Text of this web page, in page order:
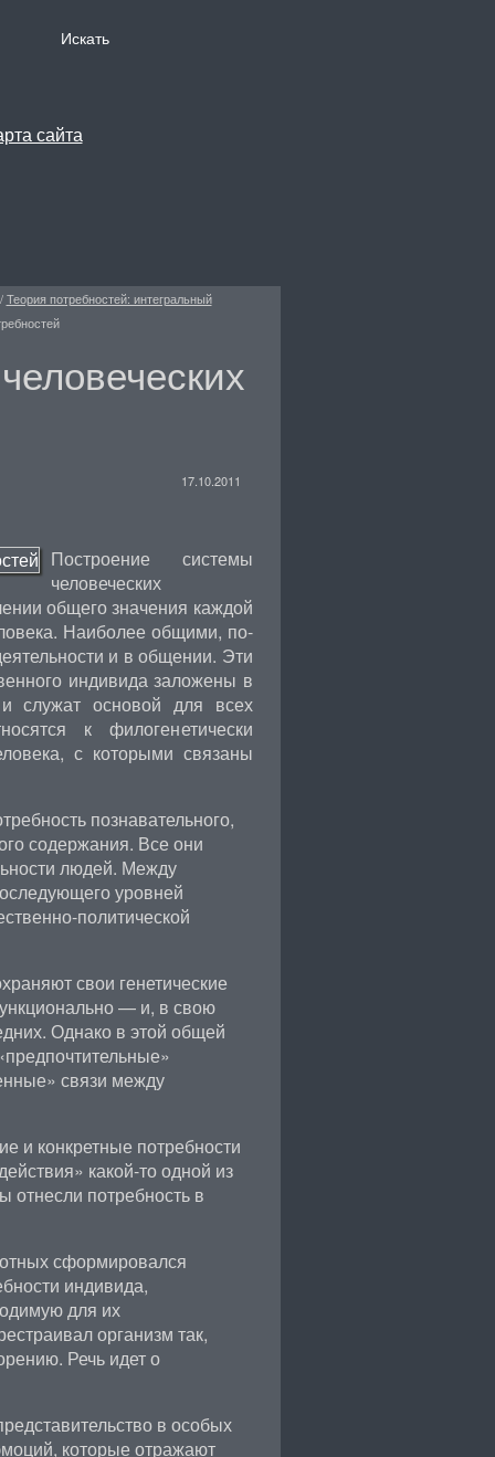
Теория потребностей: интегральный
17.10.2011
Построение системы
человеческих
общего значения каждой
Наиболее общими, по-
и в общении. Эти
индивида заложены в
служат основой для всех
к филогенетически
с которыми связаны
познавательного,
содержания. Все они
людей. Между
уровней
политической
свои генетические
— и, в свою
Однако в этой общей
связи между
и конкретные потребности
какой-то одной из
отнесли потребность в
сформировался
индивида,
для их
организм так,
Речь идет о
в особых
которые отражают